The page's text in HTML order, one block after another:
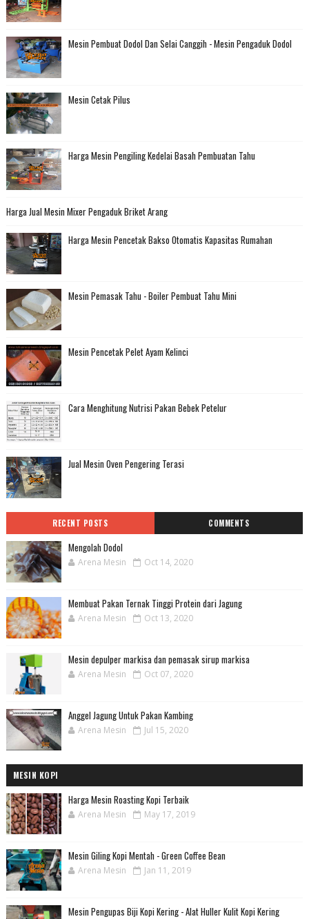
Mesin Pembuat Dodol Dan Selai Canggih - Mesin Pengaduk Dodol
Mesin Cetak Pilus
Harga Mesin Pengiling Kedelai Basah Pembuatan Tahu
Harga Jual Mesin Mixer Pengaduk Briket Arang
Harga Mesin Pencetak Bakso Otomatis Kapasitas Rumahan
Mesin Pemasak Tahu - Boiler Pembuat Tahu Mini
Mesin Pencetak Pelet Ayam Kelinci
Cara Menghitung Nutrisi Pakan Bebek Petelur
Jual Mesin Oven Pengering Terasi
RECENT POSTS COMMENTS
Mengolah Dodol
Arena Mesin Oct 14, 2020
Membuat Pakan Ternak Tinggi Protein dari Jagung
Arena Mesin Oct 13, 2020
Mesin depulper markisa dan pemasak sirup markisa
Arena Mesin Oct 07, 2020
Anggel Jagung Untuk Pakan Kambing
Arena Mesin Jul 15, 2020
MESIN KOPI
Harga Mesin Roasting Kopi Terbaik
Arena Mesin May 17, 2019
Mesin Giling Kopi Mentah - Green Coffee Bean
Arena Mesin Jan 11, 2019
Mesin Pengupas Biji Kopi Kering - Alat Huller Kulit Kopi Kering